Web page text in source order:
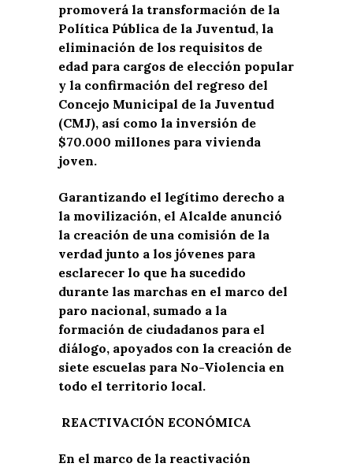
promoverá la transformación de la
Política Pública de la Juventud, la
eliminación de los requisitos de
edad para cargos de elección popular
y la confirmación del regreso del
Concejo Municipal de la Juventud
(CMJ), así como la inversión de
$70.000 millones para vivienda
joven.
Garantizando el legítimo derecho a
la movilización, el Alcalde anunció
la creación de una comisión de la
verdad junto a los jóvenes para
esclarecer lo que ha sucedido
durante las marchas en el marco del
paro nacional, sumado a la
formación de ciudadanos para el
diálogo, apoyados con la creación de
siete escuelas para No-Violencia en
todo el territorio local.
REACTIVACIÓN ECONÓMICA
En el marco de la reactivación